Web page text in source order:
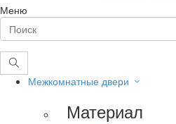
Меню
Межкомнатные двери
Материал